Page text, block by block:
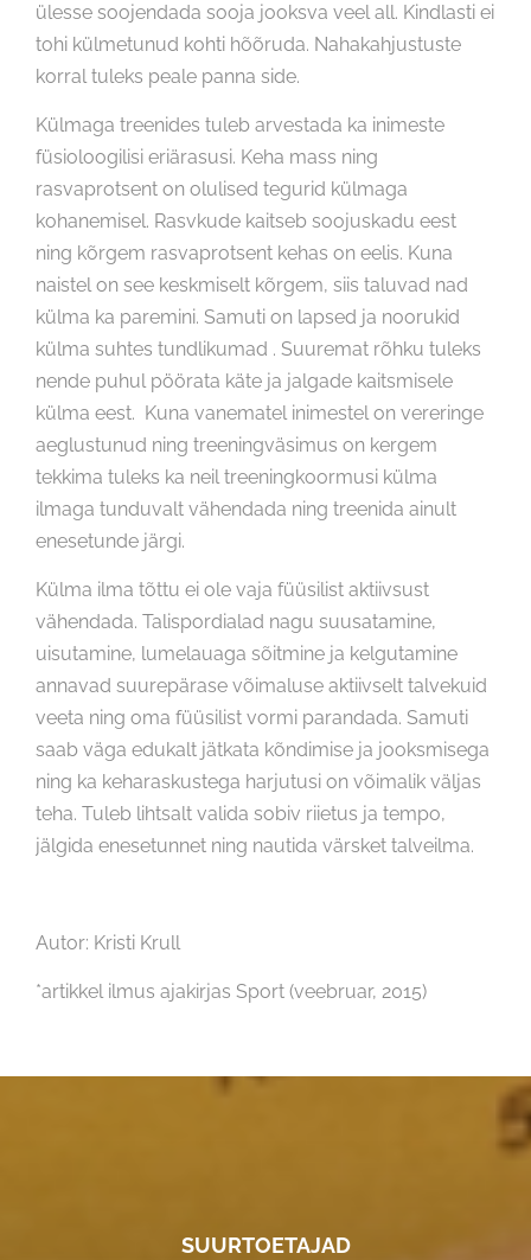
ülesse soojendada sooja jooksva veel all. Kindlasti ei
tohi külmetunud kohti hõõruda. Nahakahjustuste
korral tuleks peale panna side.
Külmaga treenides tuleb arvestada ka inimeste
füsioloogilisi eriärasusi. Keha mass ning
rasvaprotsent on olulised tegurid külmaga
kohanemisel. Rasvkude kaitseb soojuskadu eest
ning kõrgem rasvaprotsent kehas on eelis. Kuna
naistel on see keskmiselt kõrgem, siis taluvad nad
külma ka paremini. Samuti on lapsed ja noorukid
külma suhtes tundlikumad . Suuremat rõhku tuleks
nende puhul pöörata käte ja jalgade kaitsmisele
külma eest. Kuna vanematel inimestel on vereringe
aeglustunud ning treeningväsimus on kergem
tekkima tuleks ka neil treeningkoormusi külma
ilmaga tunduvalt vähendada ning treenida ainult
enesetunde järgi.
Külma ilma tõttu ei ole vaja füüsilist aktiivsust
vähendada. Talispordialad nagu suusatamine,
uisutamine, lumelauaga sõitmine ja kelgutamine
annavad suurepärase võimaluse aktiivselt talvekuid
veeta ning oma füüsilist vormi parandada. Samuti
saab väga edukalt jätkata kõndimise ja jooksmisega
ning ka keharaskustega harjutusi on võimalik väljas
teha. Tuleb lihtsalt valida sobiv riietus ja tempo,
jälgida enesetunnet ning nautida värsket talveilma.
Autor: Kristi Krull
*artikkel ilmus ajakirjas Sport (veebruar, 2015)
SUURTOETAJAD